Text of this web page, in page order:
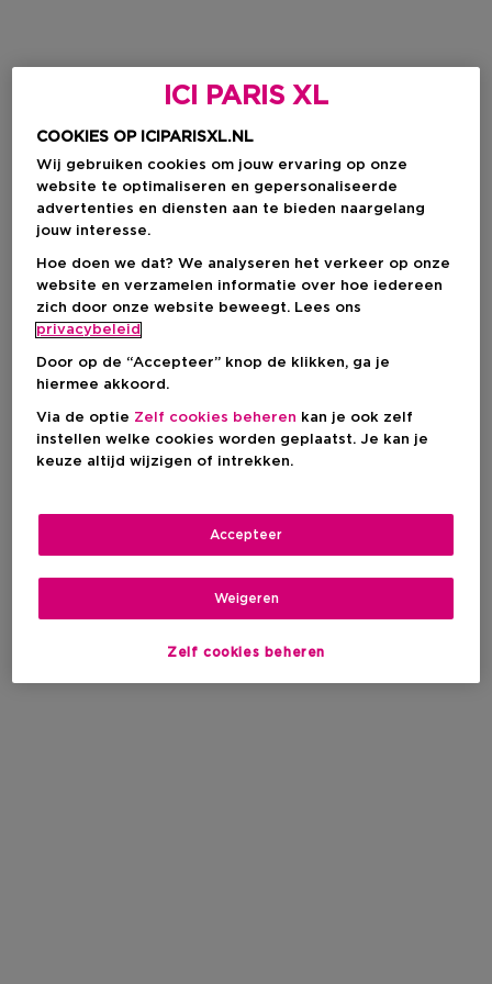
ICI PARIS XL
COOKIES OP ICIPARISXL.NL
Wij gebruiken cookies om jouw ervaring op onze
website te optimaliseren en gepersonaliseerde
advertenties en diensten aan te bieden naargelang
jouw interesse.
Hoe doen we dat? We analyseren het verkeer op onze
website en verzamelen informatie over hoe iedereen
zich door onze website beweegt. Lees ons
privacybeleid
Door op de “Accepteer” knop de klikken, ga je
hiermee akkoord.
Via de optie Zelf cookies beheren kan je ook zelf
instellen welke cookies worden geplaatst. Je kan je
keuze altijd wijzigen of intrekken.
Zelf cookies beheren
Weigeren
Accepteer